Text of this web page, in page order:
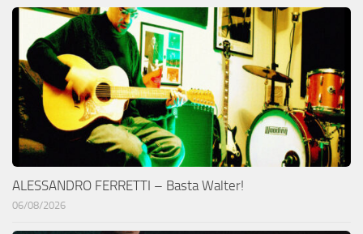
ALESSANDRO FERRETTI – Basta Walter!
06/08/2026